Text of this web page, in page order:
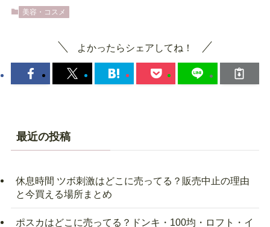
美容・コスメ
よかったらシェアしてね！
最近の投稿
休息時間 ツボ刺激はどこに売ってる？販売中止の理由
と今買える場所まとめ
ポスカはどこに売ってる？ドンキ・100均・ロフト・イ